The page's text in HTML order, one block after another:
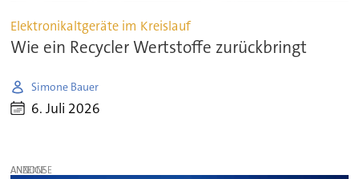
Elektronikaltgeräte im Kreislauf
Wie ein Recycler Wertstoffe zurückbringt
Simone Bauer
6. Juli 2026
ANZEIGE